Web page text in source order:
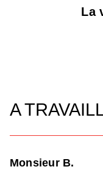
La
A
Monsieur B.